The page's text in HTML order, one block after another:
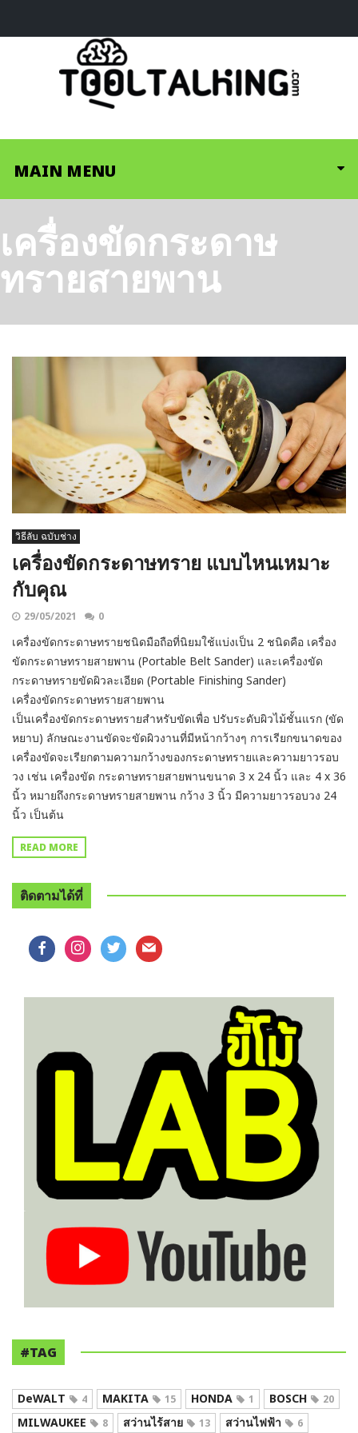
MAIN MENU
เครื่องขัดกระดาษ
ทรายสายพาน
วิธีลับ ฉบับช่าง
เครื่องขัดกระดาษทราย แบบไหนเหมาะ
กับคุณ
29/05/2021 0
เครื่องขัดกระดาษทรายชนิดมือถือที่นิยมใช้แบ่งเป็น 2 ชนิดคือ เครื่อง
ขัดกระดาษทรายสายพาน (Portable Belt Sander) และเครื่องขัด
กระดาษทรายขัดผิวละเอียด (Portable Finishing Sander)
เครื่องขัดกระดาษทรายสายพาน
เป็นเครื่องขัดกระดาษทรายสําหรับขัดเพื่อ ปรับระดับผิวไม้ชั้นแรก (ขัด
หยาบ) ลักษณะงานขัดจะขัดผิวงานที่มีหน้ากว้างๆ การเรียกขนาดของ
เครื่องขัดจะเรียกตามความกว้างของกระดาษทรายและความยาวรอบ
วง เช่น เครื่องขัด กระดาษทรายสายพานขนาด 3 x 24 นิ้ว และ 4 x 36
นิ้ว หมายถึงกระดาษทรายสายพาน กว้าง 3 นิ้ว มีความยาวรอบวง 24
นิ้ว เป็นต้น
READ MORE
ติดตามได้ที่
facebookinstagram
twitter mail
#TAG
DeWALT 4 MAKITA 15 HONDA 1 BOSCH 20
MILWAUKEE 8 สว่านไร้สาย 13 สว่านไฟฟ้า 6